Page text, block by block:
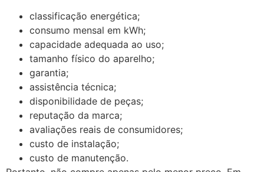
classificação energética;
consumo mensal em kWh;
capacidade adequada ao uso;
tamanho físico do aparelho;
garantia;
assistência técnica;
disponibilidade de peças;
reputação da marca;
avaliações reais de consumidores;
custo de instalação;
custo de manutenção.